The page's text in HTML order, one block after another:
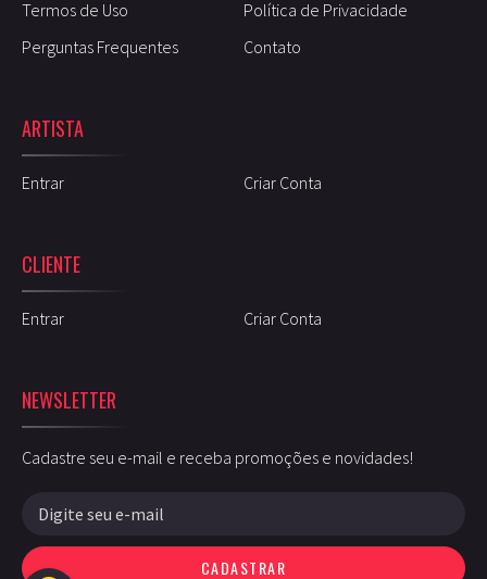
Termos de Uso
Política de Privacidade
Perguntas Frequentes
Contato
ARTISTA
Entrar Criar Conta
CLIENTE
Entrar Criar Conta
NEWSLETTER
Cadastre seu e-mail e receba promoções e novidades!
CADASTRAR